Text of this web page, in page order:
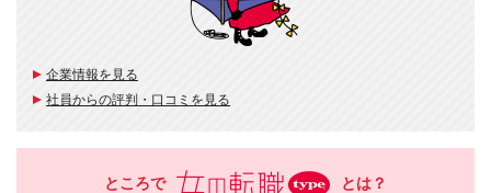
企業情報を見る
社員からの評判・口コミを見る
ところで とは？